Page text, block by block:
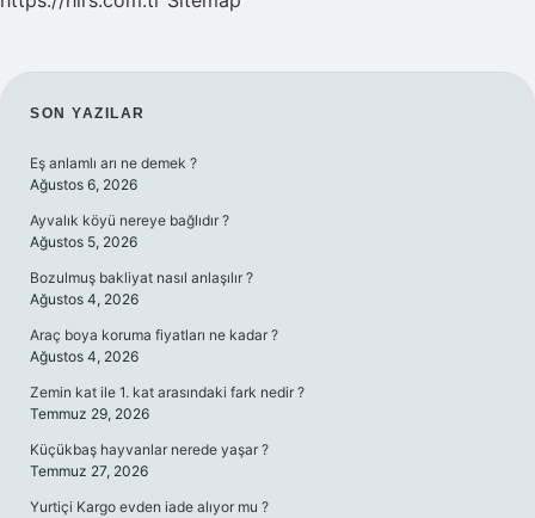
SIDEBAR
SON YAZILAR
Eş anlamlı arı ne demek ?
Ağustos 6, 2026
Ayvalık köyü nereye bağlıdır ?
Ağustos 5, 2026
Bozulmuş bakliyat nasıl anlaşılır ?
Ağustos 4, 2026
Araç boya koruma fiyatları ne kadar ?
Ağustos 4, 2026
Zemin kat ile 1. kat arasındaki fark nedir ?
Temmuz 29, 2026
Küçükbaş hayvanlar nerede yaşar ?
Temmuz 27, 2026
Yurtiçi Kargo evden iade alıyor mu ?